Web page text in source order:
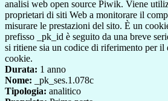
analisi web open source Piwik. Viene
proprietari di siti Web a monitorare il
misurare le prestazioni del sito. È un
prefisso _pk_id è seguito da una breve
si ritiene sia un codice di riferimento per il
cookie.
Durata: 1 anno
Nome: _pk_ses.1.078c
Tipologia: analitico